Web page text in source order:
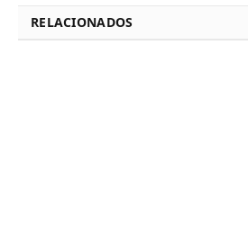
RELACIONADOS